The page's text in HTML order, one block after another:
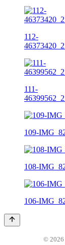
112-
111-
109-
108-
106-
© 2026